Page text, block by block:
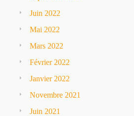
Juin 2022
Mai 2022
Mars 2022
Février 2022
Janvier 2022
Novembre 2021
Juin 2021